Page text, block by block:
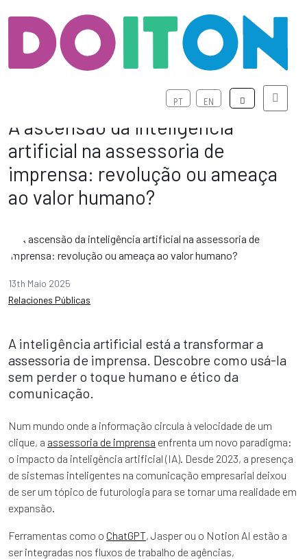
PT EN
A ascensão da inteligência
artificial na assessoria de
imprensa: revolução ou ameaça
ao valor humano?
13th Maio 2025
Relaciones Públicas
A inteligência artificial está a transformar a
assessoria de imprensa. Descobre como usá-la
sem perder o toque humano e ético da
comunicação.
Num mundo onde a informação circula à velocidade de um
clique, a assessoria de imprensa enfrenta um novo paradigma:
o impacto da inteligência artificial (IA). Desde 2023, a presença
de sistemas inteligentes na comunicação empresarial deixou
de ser um tópico de futurologia para se tornar uma realidade em
expansão.
Ferramentas como o ChatGPT, Jasper ou o Notion AI estão a
ser integradas nos fluxos de trabalho de agências,